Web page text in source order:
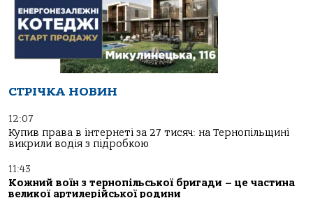
СТРІЧКА НОВИН
12:07
Купив права в інтернеті за 27 тисяч: на Тернопільщині
викрили водія з підробкою
11:43
Кожний воїн з тернопільської бригади – це частина
великої артилерійської родини